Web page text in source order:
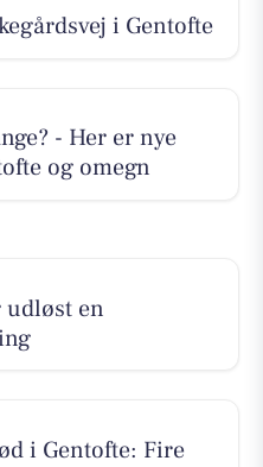
i Gentofte
- Her er nye
og omegn
udløst en
i Gentofte: Fire